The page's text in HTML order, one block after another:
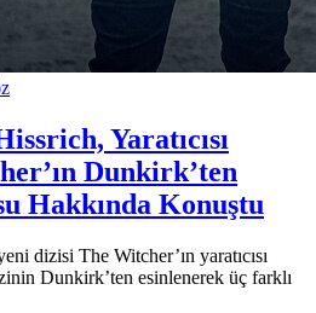
Yaratıcısı
Dunkirk’ten
Hakkında Konuştu
dizisi The Witcher’ın yaratıcısı
Dunkirk’ten esinlenerek üç farklı